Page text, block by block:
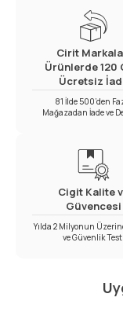
Cirit
Ürünlerde 120
Ücretsiz
81 İlde 500’den
Mağazadan İade ve
Cigit Kalite
Güvencesi
Yılda 2 Milyonun
ve Güvenlik Testi